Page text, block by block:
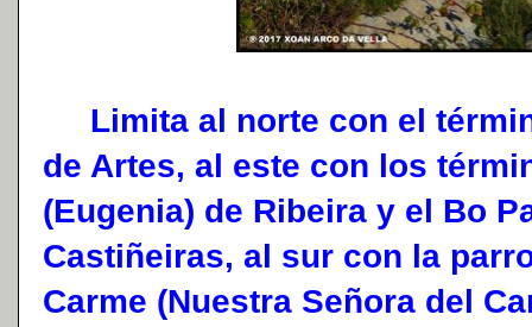
Limita al norte con el
de Artes, al este con los
(Eugenia) de Ribeira y el Bo
Castiñeiras, al sur con la
Carme (Nuestra Señora del